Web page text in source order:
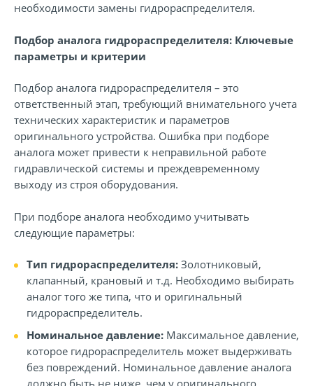
необходимости замены гидрораспределителя.
Подбор аналога гидрораспределителя: Ключевые
параметры и критерии
Подбор аналога гидрораспределителя – это
ответственный этап, требующий внимательного учета
технических характеристик и параметров
оригинального устройства. Ошибка при подборе
аналога может привести к неправильной работе
гидравлической системы и преждевременному
выходу из строя оборудования.
При подборе аналога необходимо учитывать
следующие параметры:
Тип гидрораспределителя: Золотниковый,
клапанный, крановый и т.д. Необходимо выбирать
аналог того же типа, что и оригинальный
гидрораспределитель.
Номинальное давление: Максимальное давление,
которое гидрораспределитель может выдерживать
без повреждений. Номинальное давление аналога